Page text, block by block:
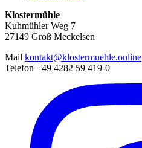
Klostermühle
Kuhmühler Weg 7
27149 Groß Meckelsen
Mail kontakt@klostermuehle.online
Telefon +49 4282 59 419-0